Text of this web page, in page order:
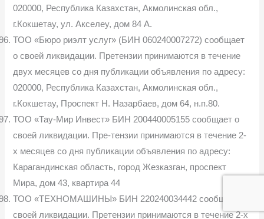
020000, Республика Казахстан, Акмолинская обл.,
г.Кокшетау, ул. Акселеу, дом 84 А.
ТОО «Бюро риэлт услуг» (БИН 060240007272) сообщает
о своей ликвидации. Претензии принимаются в течение
двух месяцев со дня публикации объявления по адресу:
020000, Республика Казахстан, Акмолинская обл.,
г.Кокшетау, Проспект Н. Назарбаев, дом 64, н.п.80.
ТОО «Тау-Мир Инвест» БИН 200440005155 сообщает о
своей ликвидации. Пре-тензии принимаются в течение 2-
х месяцев со дня публикации объявления по адресу:
Карагандинская область, город Жезказган, проспект
Мира, дом 43, квартира 44
ТОО «ТЕХНОМАШИНЫ» БИН 220240034442 сообщает о
своей ликвидации. Претензии принимаются в течение 2-х